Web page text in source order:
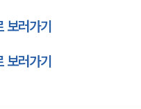
보러가기
보러가기